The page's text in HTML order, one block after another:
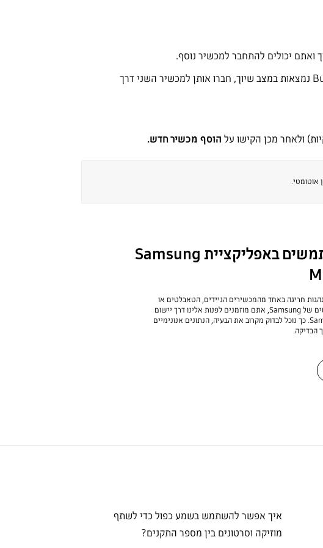
ואתם יכולים להתחבר למכשיר נוסף.
אם יש לכם בעיה בהתחברות למכשיר אחר, כבו את ה-Bluetooth במכשיר הראשון. כאשר אוזניות ה-Buds נמצאות במצב שיוך, חברו אותן למכשיר השני דרך
ולאחר מכן הקישו על הוסף מכשיר חדש.
איך משתמשים באפליקציית Samsung
חריגה באחד מהמכשירים הניידים, הטאבלטים או
המכשירים הלבישים של Samsung, אתם מוזמנים לפנות אלינו דרך יישום
Samsung Members. כך נוכל לבדוק מקרוב את הבעיה, הנתונים אנונימיים
הבדיקה.
איך אפשר להשתמש בשמע כפול כדי לשתף
מוזיקה וסרטונים בין מספר התקנים?